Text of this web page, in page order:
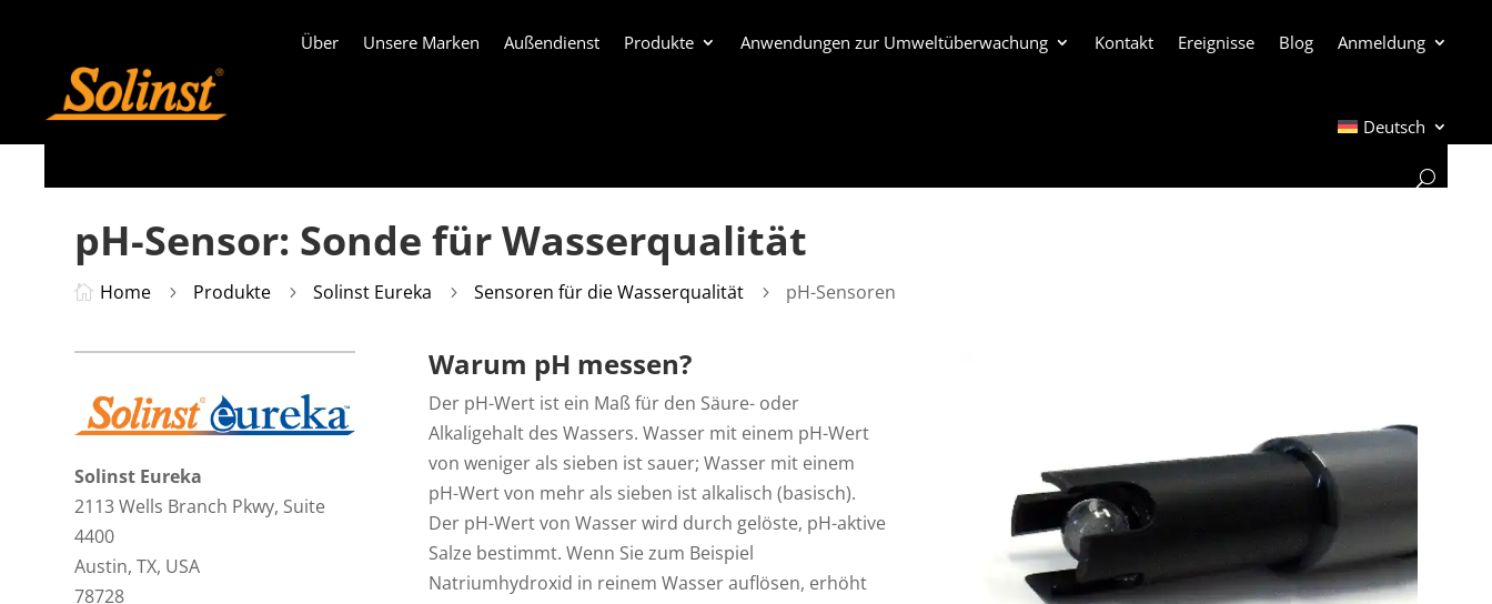
Über Unsere Marken Außendienst Produkte Anwendungen zur Umweltüberwachung Kontakt Ereignisse Blog Anmeldung
Deutsch
pH-Sensor: Sonde für Wasserqualität
 Home 5 Produkte 5 Solinst Eureka 5 Sensoren für die Wasserqualität 5 pH-Sensoren
Solinst Eureka
2113 Wells Branch Pkwy, Suite
4400
Austin, TX, USA
78728
Warum pH messen?
Der pH-Wert ist ein Maß für den Säure- oder
Alkaligehalt des Wassers. Wasser mit einem pH-Wert
von weniger als sieben ist sauer; Wasser mit einem
pH-Wert von mehr als sieben ist alkalisch (basisch).
Der pH-Wert von Wasser wird durch gelöste, pH-aktive
Salze bestimmt. Wenn Sie zum Beispiel
Natriumhydroxid in reinem Wasser auflösen, erhöht